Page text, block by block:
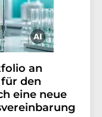
an
den
eine neue